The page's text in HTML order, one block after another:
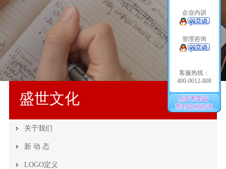
盛世文化
关于我们
新 动 态
LOGO定义
企业内训
管理咨询
客服热线：
400-0012-808